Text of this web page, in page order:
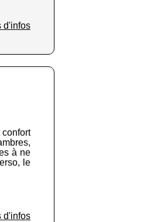
d'infos
à ne
le
d'infos